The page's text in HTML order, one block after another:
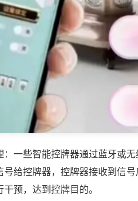
：一些智能控牌器通过蓝牙或
给控牌器，控牌器接收到信
预，达到控牌目的。